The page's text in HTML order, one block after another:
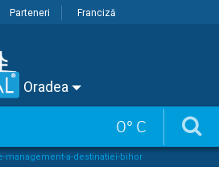
Parteneri Franciză
Oradea
0° C
management-a-destinatiei-bihor